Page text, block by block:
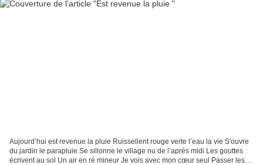
Aujourd’hui est revenue la pluie Ruissellent rouge verte l’eau la vie S'ouvre
du jardin le parapluie Se sillonne le village nu de l’après midi Les gouttes
écrivent au sol Un air en ré mineur Je vois avec mon cœur seul Passer les